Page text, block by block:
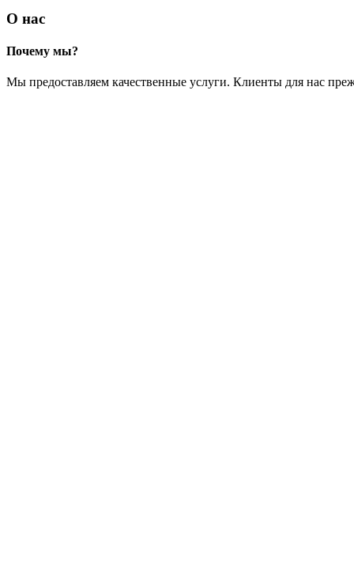
О нас
Почему мы?
Мы предоставляем качественные услуги. Клиенты для нас